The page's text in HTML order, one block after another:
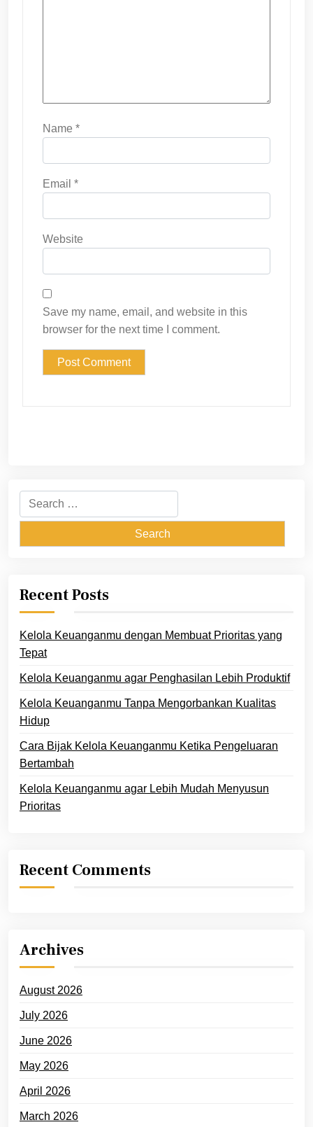
Name *
Email *
Website
Save my name, email, and website in this
browser for the next time I comment.
Search
for:
Recent Posts
Kelola Keuanganmu dengan Membuat Prioritas yang
Tepat
Kelola Keuanganmu agar Penghasilan Lebih Produktif
Kelola Keuanganmu Tanpa Mengorbankan Kualitas
Hidup
Cara Bijak Kelola Keuanganmu Ketika Pengeluaran
Bertambah
Kelola Keuanganmu agar Lebih Mudah Menyusun
Prioritas
Recent Comments
Archives
August 2026
July 2026
June 2026
May 2026
April 2026
March 2026